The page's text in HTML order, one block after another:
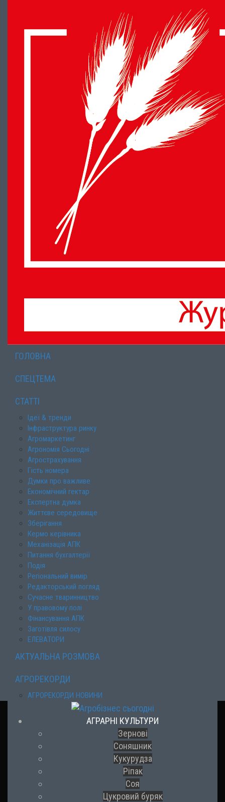
ГОЛОВНА
СПЕЦТЕМА
СТАТТІ
Ідеї & тренди
Інфраструктура ринку
Агромаркетинг
Агрономія Сьогодні
Агрострахування
Гість номера
Думки про важливе
Економічний гектар
Експертна думка
Життєве середовище
Зберігання
Кермо керівника
Механізація АПК
Питання бухгалтерії
Подія
Регіональний вимір
Редакторський погляд
Сучасне тваринництво
У правовому полі
Фінансування АПК
Заготівля силосу
ЕЛЕВАТОРИ
АКТУАЛЬНА РОЗМОВА
АГРОРЕКОРДИ
АГРОРЕКОРДИ НОВИНИ
АГРАРНІ КУЛЬТУРИ
Зернові
Соняшник
Кукурудза
Ріпак
Соя
Цукровий буряк